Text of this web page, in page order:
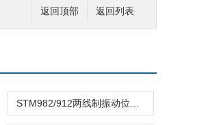
返回列表
返回顶部